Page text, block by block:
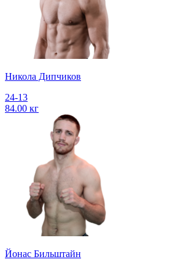
Никола Дипчиков
24-13
84.00 кг
Йонас Бильштайн